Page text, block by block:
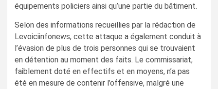
équipements policiers ainsi qu’une partie du bâtiment.
Selon des informations recueillies par la rédaction de
Levoiciinfonews, cette attaque a également conduit à
l’évasion de plus de trois personnes qui se trouvaient
en détention au moment des faits. Le commissariat,
faiblement doté en effectifs et en moyens, n’a pas
été en mesure de contenir l’offensive, malgré une